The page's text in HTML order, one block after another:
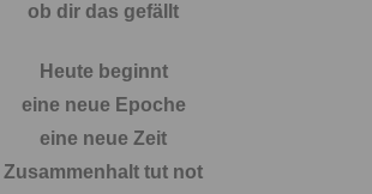
ob dir das gefällt
Heute beginnt
eine neue Epoche
eine neue Zeit
Zusammenhalt tut not